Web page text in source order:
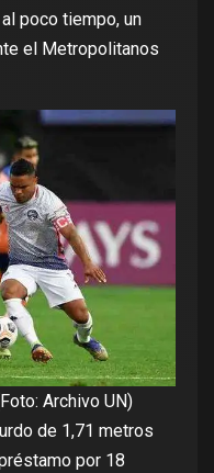
poco tiempo, un
el Metropolitanos
Archivo UN)
de 1,71 metros
por 18